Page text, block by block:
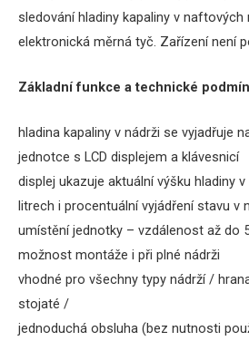
sledování hladiny kapaliny v naftových
elektronická měrná tyč Zařízení není
Základní funkce a technické
hladina kapaliny v nádrži se vyjadřuje
jednotce s LCD displejem a klávesnicí
displej ukazuje aktuální výšku hladiny v
litrech i procentuální vyjádření stavu v
umístění jednotky – vzdálenost až do
možnost montáže i při plné nádrži
vhodné pro všechny typy nádrží /
stojaté /
jednoduchá obsluha (bez nutnosti